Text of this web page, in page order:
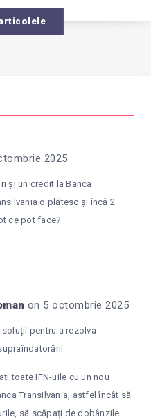
2025
și un credit la Banca
o plătesc și încă 2
ce pot face?
on 5 octombrie 2025
pentru a rezolva
toate IFN-uile cu un nou
Transilvania, astfel încât să
să scăpați de dobânzile